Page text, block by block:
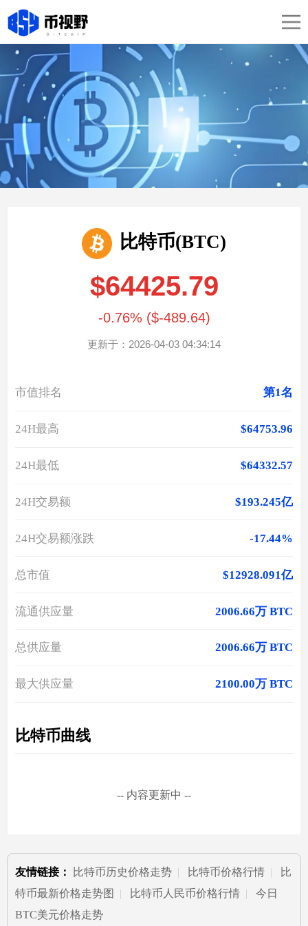
比特币(BTC)
$64425.79
-0.76% ($-489.64)
更新于：2026-04-03 04:34:14
市值排名 第1名
24H最高 $64753.96
24H最低 $64332.57
24H交易额 $193.245亿
24H交易额涨跌 -17.44%
总市值 $12928.091亿
流通供应量 2006.66万 BTC
总供应量 2006.66万 BTC
最大供应量 2100.00万 BTC
比特币曲线
-- 内容更新中 --
友情链接： 比特币历史价格走势 | 比特币价格行情 | 比
特币最新价格走势图
| 比特币人民币价格行情 |今日
BTC美元价格走势